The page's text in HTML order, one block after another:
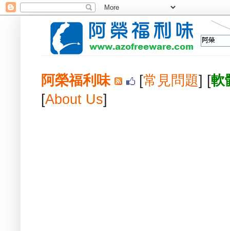
阿榮福利味 [常見問題] [軟
[About Us]